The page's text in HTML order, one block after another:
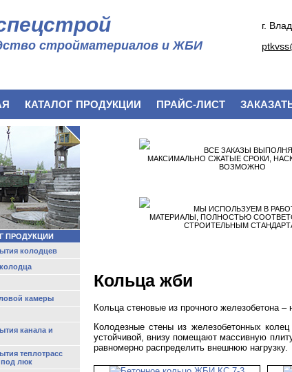
стройматериалов и ЖБИ
г.
КАТАЛОГ ПРОДУКЦИИ ПРАЙС-ЛИСТ
ПРОДУКЦИИ
колодцев
камеры
канала и
теплотрасс
под люк
ВСЕ ЗАКАЗЫ
МАКСИМАЛЬНО СЖАТЫЕ СРОКИ,
ВОЗМОЖНО
МЫ ИСПОЛЬЗУЕМ В
МАТЕРИАЛЫ, ПОЛНОСТЬЮ
СТРОИТЕЛЬНЫМ
Кольца жби
Кольца стеновые из прочного железобетона
Колодезные стены из железобетонных
устойчивой, внизу помещают массивную
равномерно распределить внешнюю нагрузку.